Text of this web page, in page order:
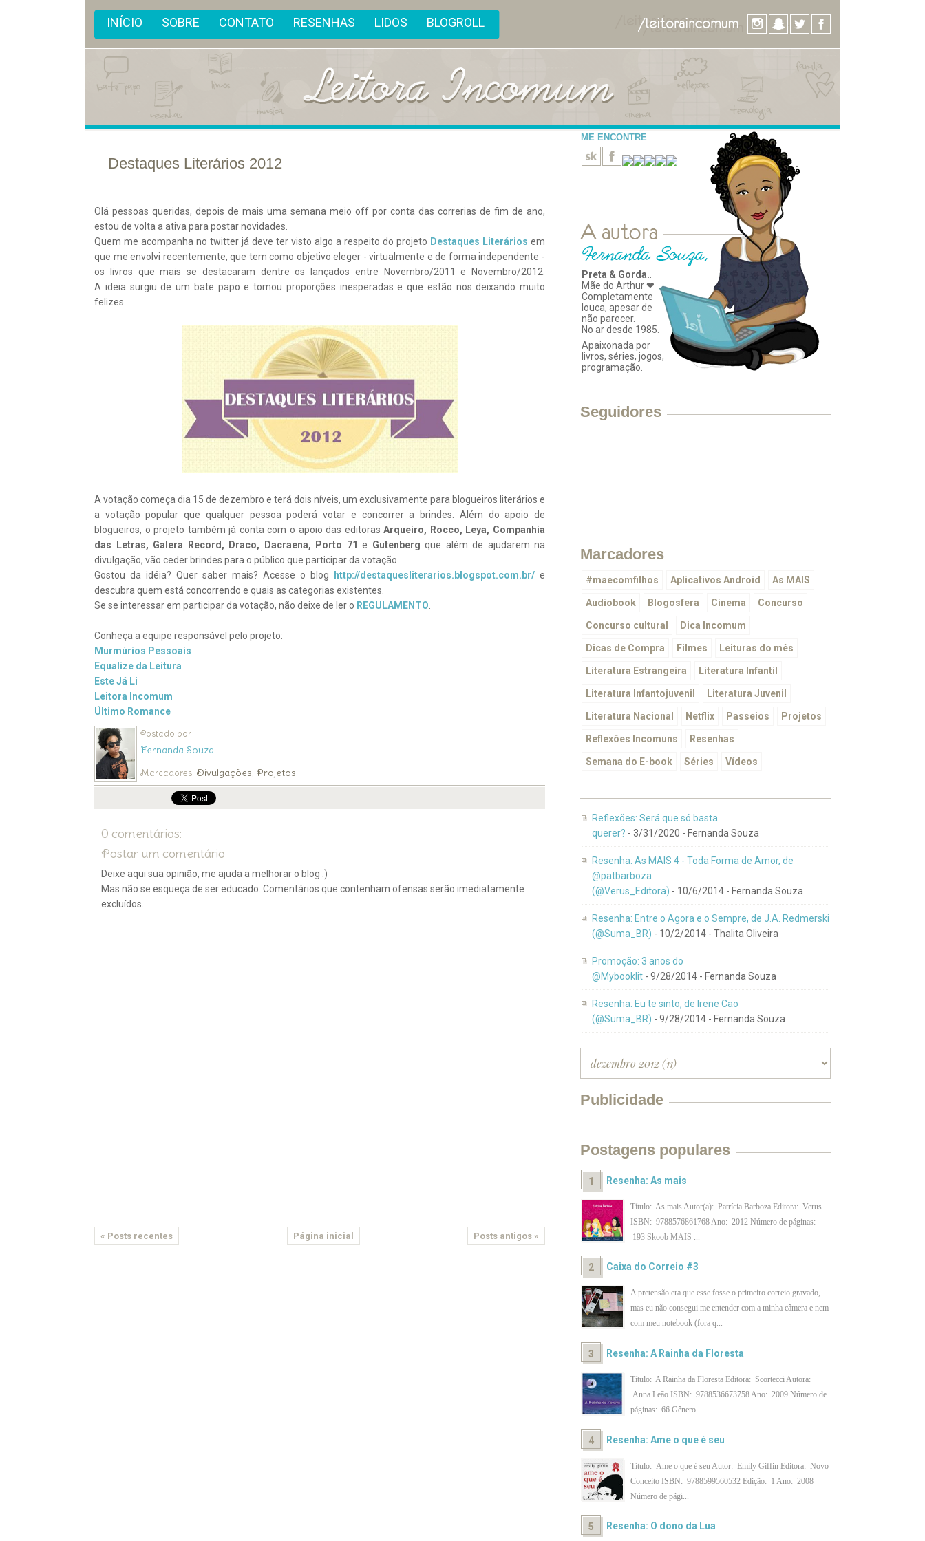
INÍCIO SOBRE CONTATO RESENHAS LIDOS BLOGROLL
Destaques Literários 2012
Olá pessoas queridas, depois de mais uma semana meio off por conta das correrias de fim de ano,
estou de volta a ativa para postar novidades.
Quem me acompanha no twitter já deve ter visto algo a respeito do projeto Destaques Literários em
que me envolvi recentemente, que tem como objetivo eleger - virtualmente e de forma independente -
os livros que mais se destacaram dentre os lançados entre Novembro/2011 e Novembro/2012.
A ideia surgiu de um bate papo e tomou proporções inesperadas e que estão nos deixando muito
felizes.
A votação começa dia 15 de dezembro e terá dois níveis, um exclusivamente para blogueiros literários e
a votação popular que qualquer pessoa poderá votar e concorrer a brindes. Além do apoio de
blogueiros, o projeto também já conta com o apoio das editorasArqueiro, Rocco, Leya, Companhia
das Letras, Galera Record, Draco, Dacraena, Porto 71 e Gutenberg que além de ajudarem na
divulgação, vão ceder brindes para o público que participar da votação.
Gostou da idéia? Quer saber mais? Acesse o blog
http://destaquesliterarios.blogspot.com.br/ e
descubra quem está concorrendo e quais as categorias existentes.
Se se interessar em participar da votação, não deixe de ler o REGULAMENTO
Conheça a equipe responsável pelo projeto:
Murmúrios Pessoais
Equalize da Leitura
Este Já Li
Leitora Incomum
Último Romance
Postado por
Fernanda Souza
Marcadores: Divulgações, Projetos
0 comentários:
Postar um comentário
Deixe aqui sua opinião, me ajuda a melhorar o blog :)
Mas não se esqueça de ser educado. Comentários que contenham ofensas serão imediatamente
excluídos.
« Posts recentes Posts antigos »
Página inicial
ME ENCONTRE
Preta & Gorda.
Mãe do Arthur ❤
Completamente
louca, apesar de
não parecer.
No ar desde 1985.
Apaixonada por
livros, séries, jogos,
programação.
Seguidores
Marcadores
#maecomfilhos Aplicativos Android As MAIS
Audiobook Blogosfera Cinema Concurso
Concurso cultural Dica Incomum
Dicas de Compra Filmes Leituras do mês
Literatura Estrangeira Literatura Infantil
Literatura Infantojuvenil Literatura Juvenil
Literatura Nacional Netflix Passeios Projetos
Reflexões Incomuns Resenhas
Semana do E-book Séries Vídeos
Reflexões: Será que só basta
querer? - 3/31/2020 - Fernanda Souza
Resenha: As MAIS 4 - Toda Forma de Amor, de
@patbarboza
(@Verus_Editora) - 10/6/2014 - Fernanda Souza
Resenha: Entre o Agora e o Sempre, de J.A. Redmerski
(@Suma_BR) - 10/2/2014 - Thalita Oliveira
Promoção: 3 anos do
@Mybooklit - 9/28/2014 - Fernanda Souza
Resenha: Eu te sinto, de Irene Cao
(@Suma_BR) - 9/28/2014 - Fernanda Souza
Publicidade
Postagens populares
Resenha: As mais
Título: As mais Autor(a): Patrícia Barboza Editora: Verus
ISBN: 9788576861768 Ano: 2012 Número de páginas:
193 Skoob MAIS ...
Caixa do Correio #3
A pretensão era que esse fosse o primeiro correio gravado,
mas eu não consegui me entender com a minha câmera e nem
com meu notebook (fora q...
Resenha: A Rainha da Floresta
Título: A Rainha da Floresta Editora: Scortecci Autora:
Anna Leão ISBN: 9788536673758 Ano: 2009 Número de
páginas: 66 Gênero...
Resenha: Ame o que é seu
Título: Ame o que é seu Autor: Emily Giffin Editora: Novo
Conceito ISBN: 9788599560532 Edição: 1 Ano: 2008
Número de pági...
Resenha: O dono da Lua